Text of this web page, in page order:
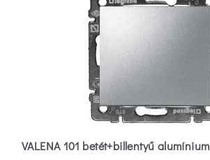
VALENA 101 betét+billentyű alumínium